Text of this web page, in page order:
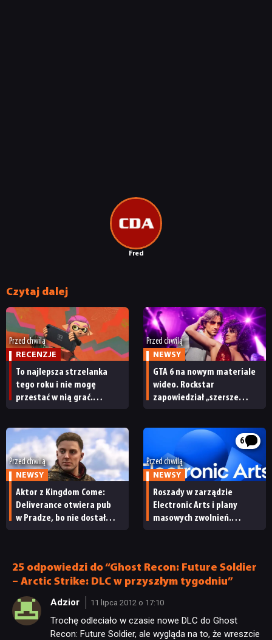
Fred
Czytaj dalej
Przed chwilą
RECENZJE
To najlepsza strzelanka
tego roku i nie mogę
przestać w nią grać.
Przed chwilą
NEWSY
GTA 6 na nowym materiale
wideo. Rockstar
zapowiedział „szersze
Przed chwilą
NEWSY
Aktor z Kingdom Come:
Deliverance otwiera pub
w Pradze, bo nie dostał
6
Przed chwilą
NEWSY
Roszady w zarządzie
Electronic Arts i plany
masowych zwolnień.
25 odpowiedzi do “Ghost Recon: Future Soldier
– Arctic Strike: DLC w przyszłym tygodniu”
Adzior 11 lipca 2012 o 17:10
Trochę odleciało w czasie nowe DLC do Ghost
Recon: Future Soldier, ale wygląda na to, że wreszcie